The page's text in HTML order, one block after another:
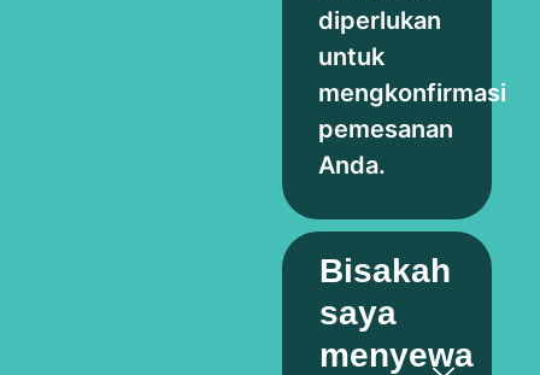
diperlukan
untuk
mengkonfirmasi
pemesanan
Anda.
Bisakah
saya
menyewa